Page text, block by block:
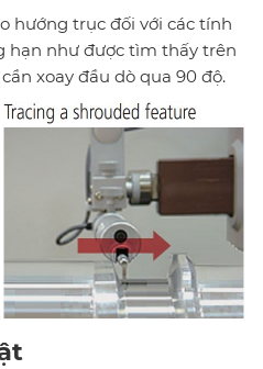
hướng trục đối với các tính
hạn như được tìm thấy trên
xoay đầu dò qua 90 độ.